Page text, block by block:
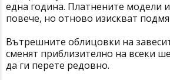
една година. Платнените модели
повече, но отново изискват
Вътрешните облицовки на
сменят приблизително на всеки
да ги перете редовно.